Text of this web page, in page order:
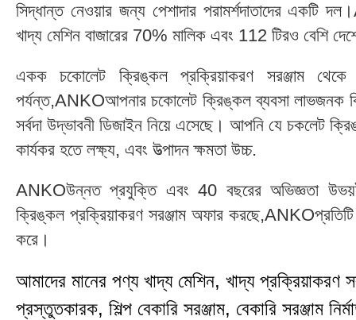
সিদ্ধান্ত নেওয়ার জন্য পেশাদার পরামর্শদাতাদের একটি
খাদ্য মেশিন বাজারের 70% মালিক এবং 112 টিরও বেশি
একক চকোলেট ক্রিঙ্কল প্রক্রিয়াকরণ সরঞ্জাম থেকে
পর্যন্ত,ANKOআপনার চকোলেট ক্রিঙ্কল ব্যবসা লাভজনক
সর্বদা উদ্ভাবনী ডিজাইন নিয়ে এসেছে। আপনি যে চকলেট
কার্যকর হতে লক্ষ্য, এবং উত্পাদন ক্ষমতা উচ্চ.
ANKOউন্নত প্রযুক্তি এবং 40 বছরের অভিজ্ঞতা উভয়ই
ক্রিঙ্কল প্রক্রিয়াকরণ সরঞ্জাম অফার করছে,ANKOপ্রতিটি
করে।
আমাদের মানের পণ্য খাদ্য মেশিন, খাদ্য প্রক্রিয়াকরণ
প্রস্তুতকারক, শিল্প বেকারি সরঞ্জাম, বেকারি সরঞ্জাম